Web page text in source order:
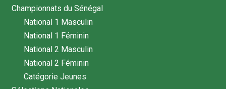
Championnats du Sénégal
National 1 Masculin
National 1 Féminin
National 2 Masculin
National 2 Féminin
Catégorie Jeunes